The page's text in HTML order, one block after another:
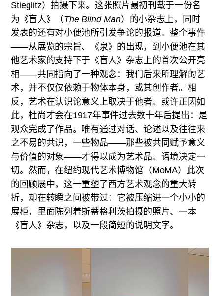
Stieglitz）拍摄下来。这张照片最初刊载于一份名
为《盲人》（The Blind Man）的小杂志上，同时
发表的还有对小便池所引发争论的报道。整个事件
——从展览的宗旨、《泉》的出现，到小便池在其
他艺术家的支持下于《盲人》杂志上的首次公开亮
相——共同指向了一种观念：我们后来所理解的艺
术，并不仅仅依赖于物体本身，或其创作者。相
反，艺术在认识论意义上取决于他者。或许正因如
此，杜尚才会在1917年事件过去数十年后提出：是
观众完成了作品。唯有通过对话、论述以及往往来
之不易的共识，一些物品——那些被共同赋予意义
与价值的对象——才得以成为艺术品。语境决定一
切。然而，在纽约现代艺术博物馆（MoMA）此次
的回顾展中，这一重塑了西方艺术观念的重大转
折，却在转瞬之间被带过：它被压缩进一个小小的
展柜，里面陈列着斯蒂格利茨拍摄的照片、一本
《盲人》杂志，以及一段简短的说明文字。